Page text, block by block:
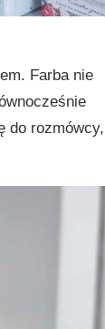
Farba nie
do rozmówcy,